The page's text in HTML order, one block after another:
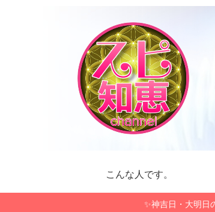
こんな人です。
✨神吉日・大明日